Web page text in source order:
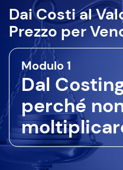
Dai Costi al
Prezzo per
Modulo 1
Dal
perché